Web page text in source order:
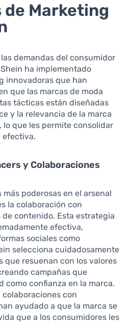
Marketing
demandas del consumidor
ha implementado
innovadoras que han
que las marcas de moda
tácticas están diseñadas
y la relevancia de la marca
que les permite consolidar
efectiva.
y Colaboraciones
poderosas en el arsenal
la colaboración con
de contenido. Esta estrategia
efectiva,
sociales como
selecciona cuidadosamente
que resuenan con los valores
campañas que
como confianza en la marca.
colaboraciones con
ayudado a que la marca se
que a los consumidores les